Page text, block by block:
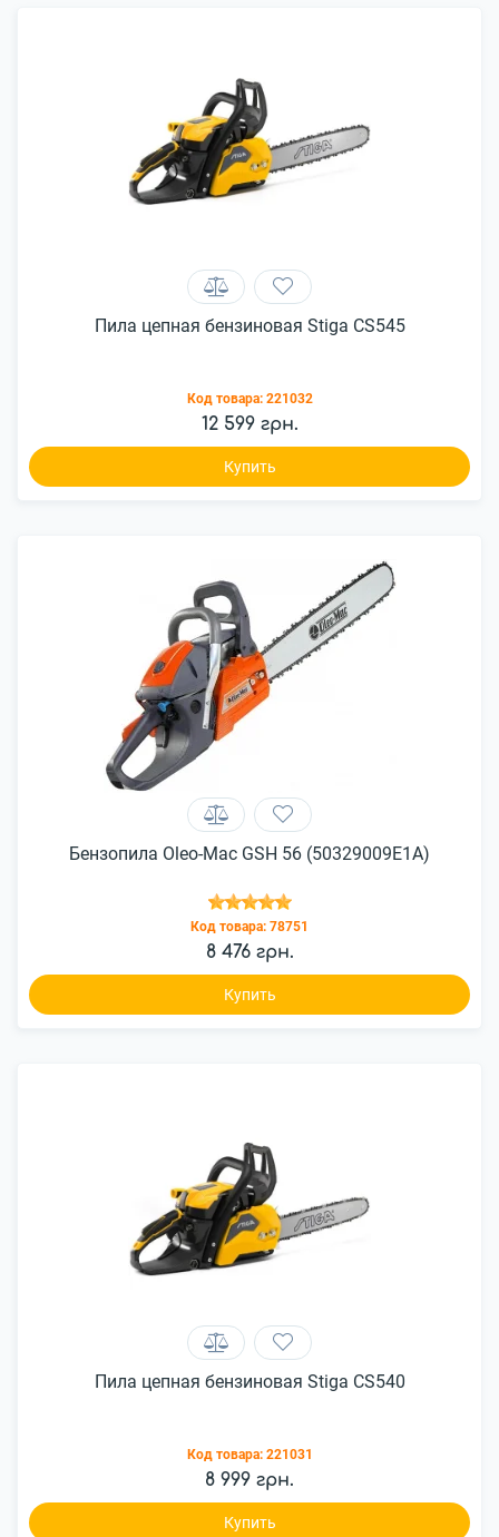
Пила цепная бензиновая Stiga CS545
Код товара: 221032
12 599 грн.
Купить
Бензопила Oleo-Mac GSH 56 (50329009E1A)
Код товара: 78751
8 476 грн.
Купить
Пила цепная бензиновая Stiga CS540
Код товара: 221031
8 999 грн.
Купить